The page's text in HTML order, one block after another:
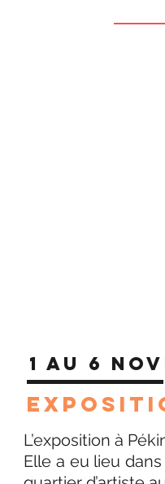
1 au 6
L’exposition à
Elle a eu lieu